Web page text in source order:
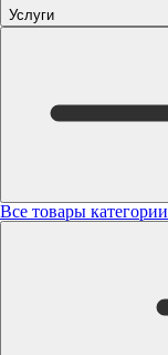
Услуги
Все товары категории